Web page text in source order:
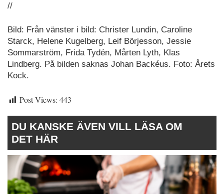
//
Bild: Från vänster i bild: Christer Lundin, Caroline
Starck, Helene Kugelberg, Leif Börjesson, Jessie
Sommarström, Frida Tydén, Mårten Lyth, Klas
Lindberg. På bilden saknas Johan Backéus. Foto: Årets
Kock.
Post Views: 443
DU KANSKE ÄVEN VILL LÄSA OM
DET HÄR